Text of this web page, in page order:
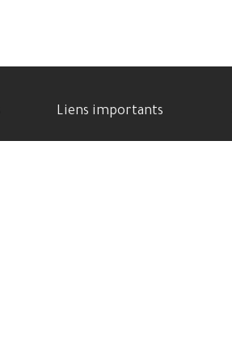
Liens importants